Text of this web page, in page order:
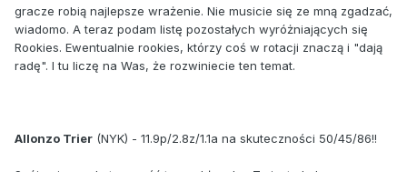
gracze robią najlepsze wrażenie. Nie musicie się ze mną zgadzać,
wiadomo. A teraz podam listę pozostałych wyróżniających się
Rookies. Ewentualnie rookies, którzy coś w rotacji znaczą i "dają
radę". I tu liczę na Was, że rozwiniecie ten temat.
Allonzo Trier (NYK) - 11.9p/2.8z/1.1a na skuteczności 50/45/86!!